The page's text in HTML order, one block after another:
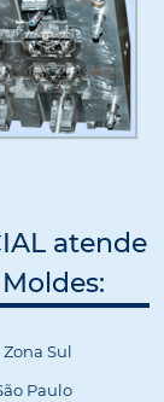
atende
Zona Sul
Paulo